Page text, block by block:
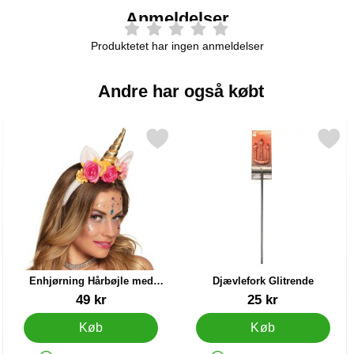
Anmeldelser
Produktetet har ingen anmeldelser
Andre har også købt
Linser som favorit
Enhjørning Hårbøjle med
Lyserøde Blomster
49 kr
Køb
enhjørning Hårbøjle med Lyserøde Blomster som favorit
Djævlefork Glitrende
25 kr
Køb
Markér djævlefork